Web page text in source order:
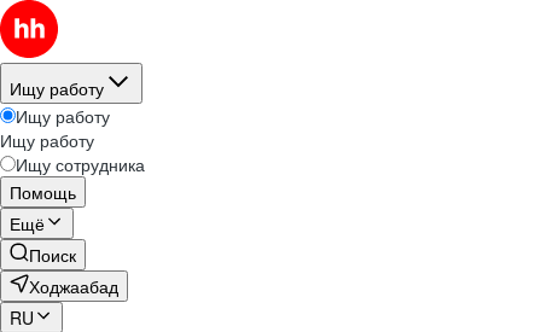
Ищу работу
Ищу работу
Ищу работу
Ищу сотрудника
Помощь
Ещё
Поиск
Ходжаабад
RU